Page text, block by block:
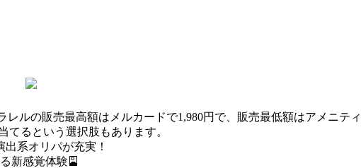
レルの販売最高額はメルカードで1,980円で、販売最低額はアメニテ
てるという選択肢もあります。
系オリパが充実！
新感覚体験🎴